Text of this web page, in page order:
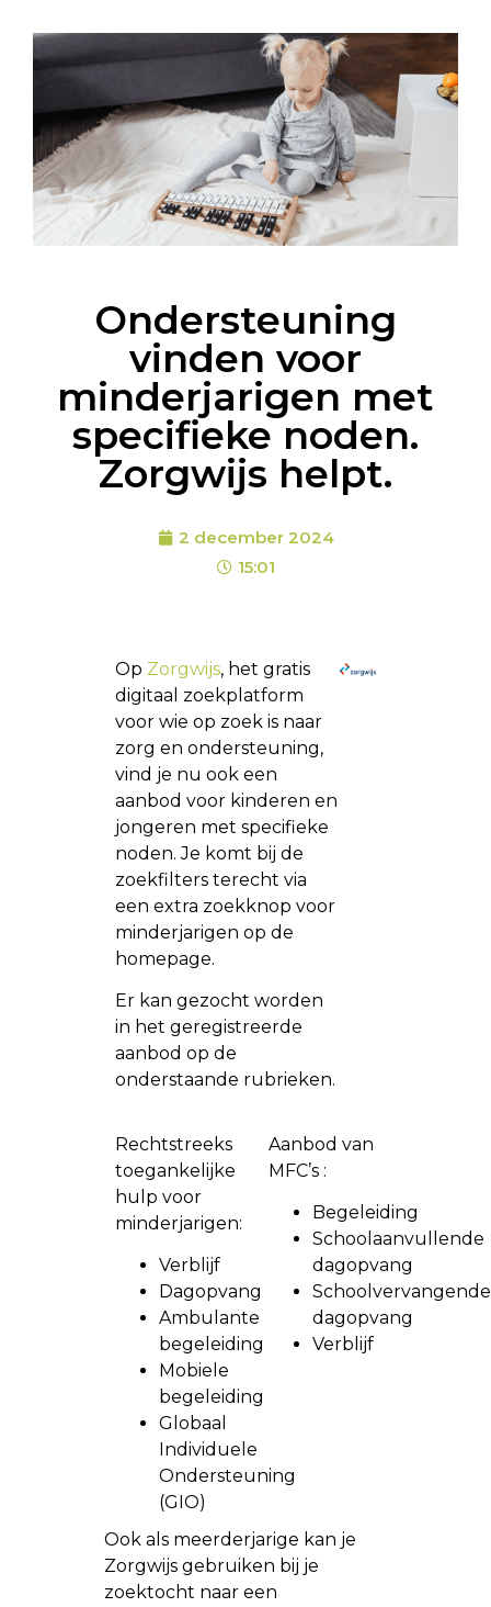
Ondersteuning
vinden voor
minderjarigen met
specifieke noden.
Zorgwijs helpt.
2 december 2024
15:01
Op Zorgwijs, het gratis
digitaal zoekplatform
voor wie op zoek is naar
zorg en ondersteuning,
vind je nu ook een
aanbod voor kinderen en
jongeren met specifieke
noden. Je komt bij de
zoekfilters terecht via
een extra zoekknop voor
minderjarigen op de
homepage.
Er kan gezocht worden
in het geregistreerde
aanbod op de
onderstaande rubrieken.
Rechtstreeks
toegankelijke
hulp voor
minderjarigen:
Verblijf
Dagopvang
Ambulante
begeleiding
Mobiele
begeleiding
Globaal
Individuele
Ondersteuning
(GIO)
Aanbod van
MFC’s :
Begeleiding
Schoolaanvullende
dagopvang
Schoolvervangende
dagopvang
Verblijf
Ook als meerderjarige kan je
Zorgwijs gebruiken bij je
zoektocht naar een